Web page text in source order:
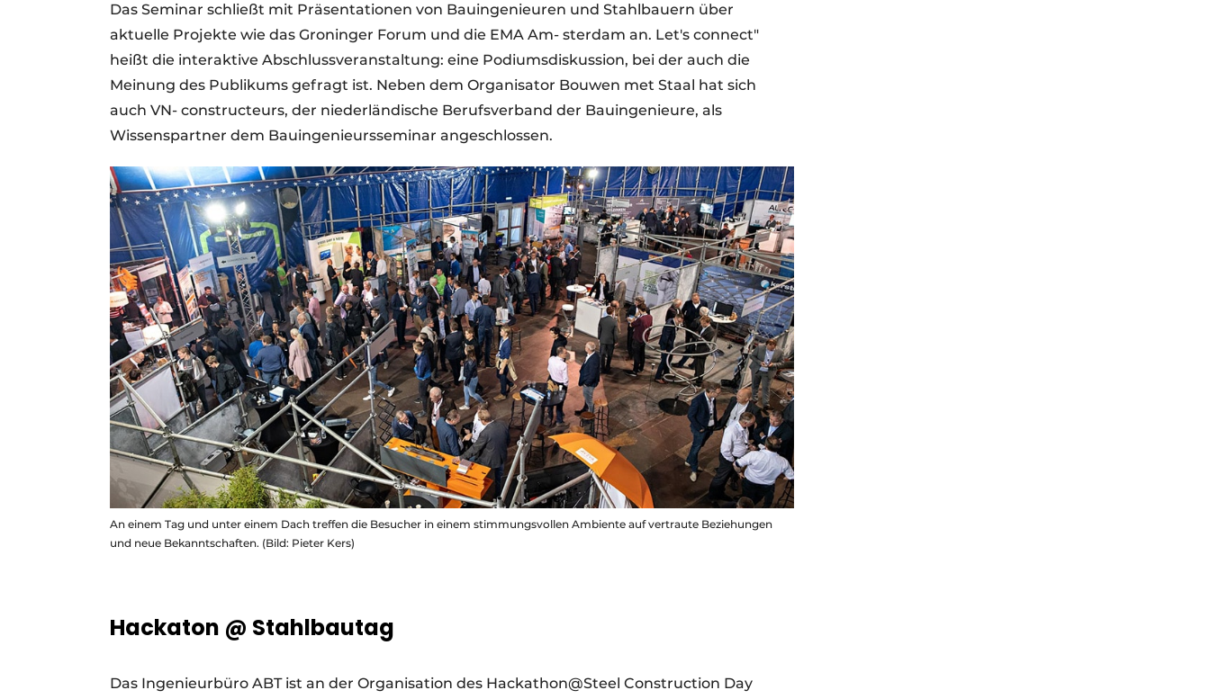
Das Seminar schließt mit Präsentationen von Bauingenieuren und Stahlbauern über
aktuelle Projekte wie das Groninger Forum und die EMA Am- sterdam an. Let's connect"
heißt die interaktive Abschlussveranstaltung: eine Podiumsdiskussion, bei der auch die
Meinung des Publikums gefragt ist. Neben dem Organisator Bouwen met Staal hat sich
auch VN- constructeurs, der niederländische Berufsverband der Bauingenieure, als
Wissenspartner dem Bauingenieursseminar angeschlossen.
An einem Tag und unter einem Dach treffen die Besucher in einem stimmungsvollen Ambiente auf vertraute Beziehungen
und neue Bekanntschaften. (Bild: Pieter Kers)
Hackaton @ Stahlbautag
Das Ingenieurbüro ABT ist an der Organisation des Hackathon@Steel Construction Day